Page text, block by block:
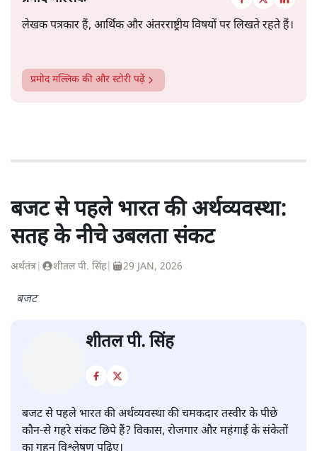
लेखक पत्रकार हैं, आर्थिक और अंतरराष्ट्रीय विषयों पर लिखते रहते हैं।
प्रमोद मल्लिक की और स्टोरी पढ़ें
बजट से पहले भारत की अर्थव्यवस्था:
सतह के नीचे उबलता संकट
अर्थतंत्र शीतल पी. सिंह| 29 JAN, 2026